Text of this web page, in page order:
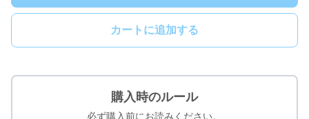
カートに追加する
購入時のルール
必ず購入前にお読みください。